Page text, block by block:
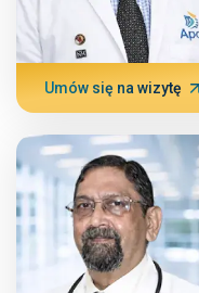
Umów się na wizytę